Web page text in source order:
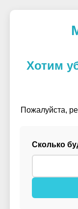
Хотим
Пожалуйста,
Сколько